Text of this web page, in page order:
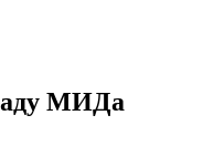
МИДа